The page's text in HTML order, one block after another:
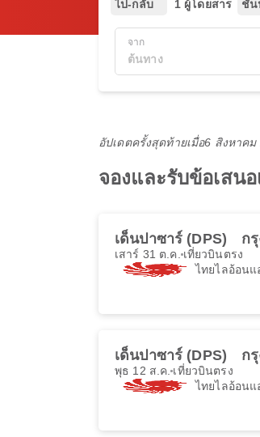
ไป-กลับ 1 ผู้โดยสาร ชั้น
จาก
อัปเดตครั้งสุดท้ายเมื่อ6 สิงหาคม
จองและรับข้อเสน
เด็นปาซาร์ (DPS) ก
เสาร์ 31 ต.ค. เที่ยวบินตรง
ไทยไลอ้อนแ
เด็นปาซาร์ (DPS) ก
พุธ 12 ส.ค. เที่ยวบินตรง
ไทยไลอ้อนแ